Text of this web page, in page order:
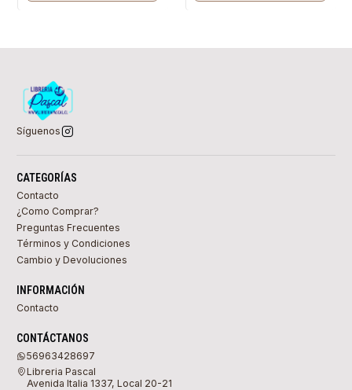
Síguenos
CATEGORÍAS
Contacto
¿Como Comprar?
Preguntas Frecuentes
Términos y Condiciones
Cambio y Devoluciones
INFORMACIÓN
Contacto
CONTÁCTANOS
56963428697
Libreria Pascal
Avenida Italia 1337, Local 20-21